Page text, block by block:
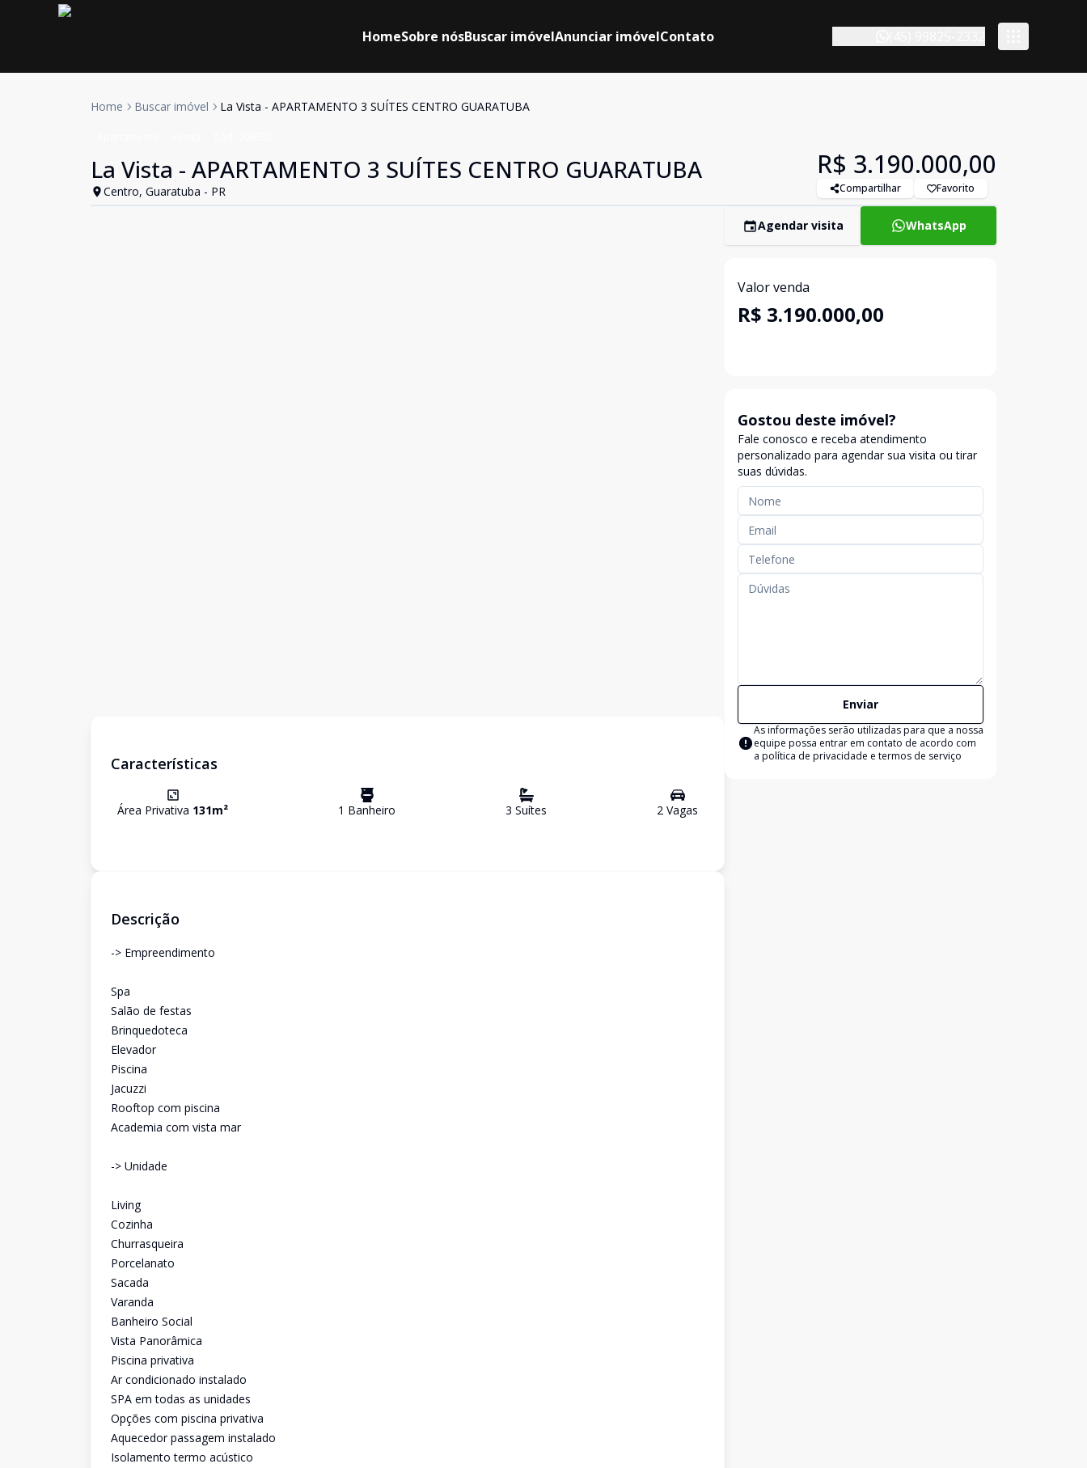
HomeSobre nósBuscar imóvelAnunciar imóvelContato
Home Buscar imóvel La Vista - APARTAMENTO 3 SUÍTES CENTRO GUARATUBA
La Vista - APARTAMENTO 3 SUÍTES CENTRO GUARATUBA
Centro, Guaratuba - PR
R$ 3.190.000,00
Compartilhar Favorito
Características
Área Privativa 131m² 1 Banheiro 3 Suítes 2 Vagas
Descrição
-> Empreendimento
Spa
Salão de festas
Brinquedoteca
Elevador
Piscina
Jacuzzi
Rooftop com piscina
Academia com vista mar
-> Unidade
Living
Cozinha
Churrasqueira
Porcelanato
Sacada
Varanda
Banheiro Social
Vista Panorâmica
Piscina privativa
Ar condicionado instalado
SPA em todas as unidades
Opções com piscina privativa
Aquecedor passagem instalado
Isolamento termo acústico
Agendar visita WhatsApp
Valor venda
R$ 3.190.000,00
Gostou deste imóvel?
Fale conosco e receba atendimento
personalizado para agendar sua visita ou tirar
suas dúvidas.
Enviar
As informações serão utilizadas para que a nossa
equipe possa entrar em contato de acordo com
a política de privacidade e termos de serviço